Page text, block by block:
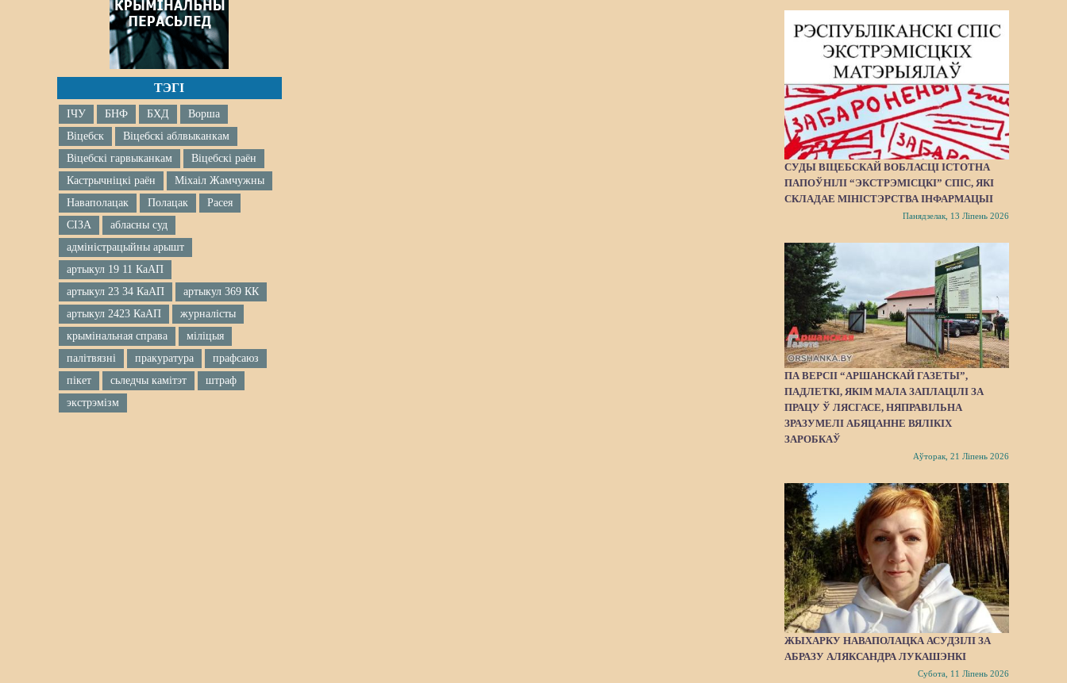
ТЭГІ
ІЧУ БНФ БХД
Ворша
Віцебск
Віцебскі аблвыканкам
Віцебскі гарвыканкам
Віцебскі раён
Кастрычніцкі раён
Міхаіл Жамчужны
Наваполацак
Полацак
Расея
СІЗА
абласны суд
адміністрацыйны арышт
артыкул 19 11 КаАП
артыкул 23 34 КаАП
артыкул 369 КК
артыкул 2423 КаАП
журналісты
крымінальная справа
міліцыя
палітвязні
пракуратура
прафсаюз
пікет
сьледчы камітэт
штраф
экстрэмізм
СУДЫ ВІЦЕБСКАЙ ВОБЛАСЦІ ІСТОТНА
ПАПОЎНІЛІ “ЭКСТРЭМІСЦКІ” СПІС, ЯКІ
СКЛАДАЕ МІНІСТЭРСТВА ІНФАРМАЦЫІ
Панядзелак, 13 Ліпень 2026
ПА ВЕРСІІ “АРШАНСКАЙ ГАЗЕТЫ”,
ПАДЛЕТКІ, ЯКІМ МАЛА ЗАПЛАЦІЛІ ЗА
ПРАЦУ Ў ЛЯСГАСЕ, НЯПРАВІЛЬНА
ЗРАЗУМЕЛІ АБЯЦАННЕ ВЯЛІКІХ
ЗАРОБКАЎ
Аўторак, 21 Ліпень 2026
ЖЫХАРКУ НАВАПОЛАЦКА АСУДЗІЛІ ЗА
АБРАЗУ АЛЯКСАНДРА ЛУКАШЭНКІ
Субота, 11 Ліпень 2026